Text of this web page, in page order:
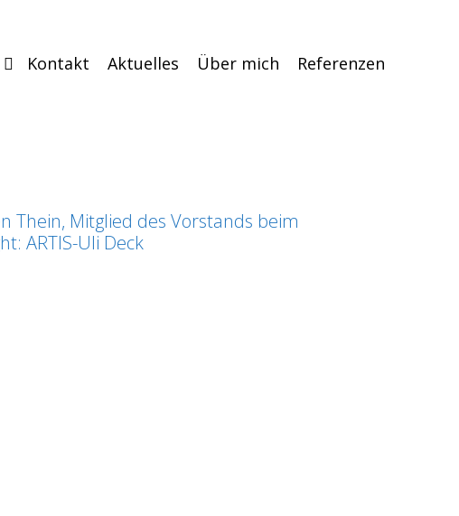
Kontakt Aktuelles Über mich Referenzen
Thein, Mitglied des Vorstands beim
ARTIS-Uli Deck